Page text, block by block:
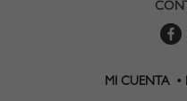
MI CUENTA •